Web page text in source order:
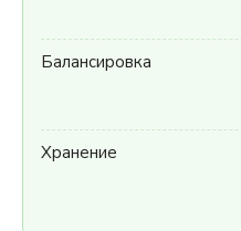
Балансировка
Хранение